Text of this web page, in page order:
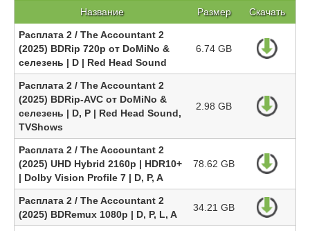
Название Размер Скачать
Расплата 2 / The Accountant 2
(2025) BDRip 720p от DoMiNo &
селезень | D | Red Head Sound
6.74 GB
Расплата 2 / The Accountant 2
(2025) BDRip-AVC от DoMiNo &
селезень | D, P | Red Head Sound,
TVShows
2.98 GB
Расплата 2 / The Accountant 2
(2025) UHD Hybrid 2160p | HDR10+
| Dolby Vision Profile 7 | D, P, A
78.62 GB
Расплата 2 / The Accountant 2
(2025) BDRemux 1080p | D, P, L, A
34.21 GB